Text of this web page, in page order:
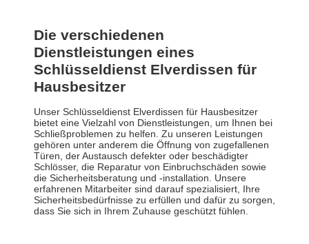
Die verschiedenen
Dienstleistungen eines
Schlüsseldienst Elverdissen für
Hausbesitzer
Unser Schlüsseldienst Elverdissen für Hausbesitzer
bietet eine Vielzahl von Dienstleistungen, um Ihnen bei
Schließproblemen zu helfen. Zu unseren Leistungen
gehören unter anderem die Öffnung von zugefallenen
Türen, der Austausch defekter oder beschädigter
Schlösser, die Reparatur von Einbruchschäden sowie
die Sicherheitsberatung und -installation. Unsere
erfahrenen Mitarbeiter sind darauf spezialisiert, Ihre
Sicherheitsbedürfnisse zu erfüllen und dafür zu sorgen,
dass Sie sich in Ihrem Zuhause geschützt fühlen.